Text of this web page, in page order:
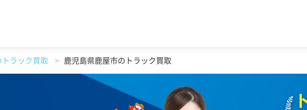
ラック買取 鹿児島県鹿屋市のトラック買取